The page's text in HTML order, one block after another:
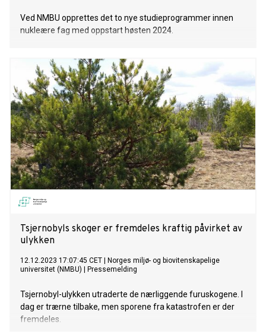
Ved NMBU opprettes det to nye studieprogrammer innen
nukleære fag med oppstart høsten 2024.
Tsjernobyls skoger er fremdeles kraftig påvirket av
ulykken
12.12.2023 17:07:45 CET
Norges miljø- og biovitenskapelige
universitet (NMBU)
Pressemelding
Tsjernobyl-ulykken utraderte de nærliggende furuskogene. I
dag er trærne tilbake, men sporene fra katastrofen er der
fremdeles.